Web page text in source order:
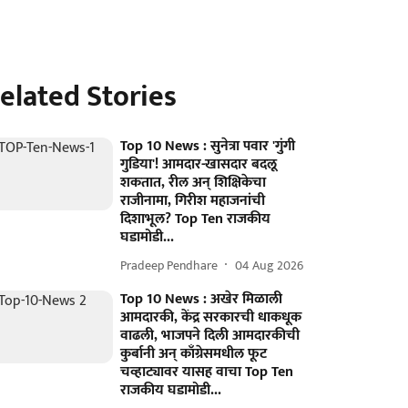
Stories
Top 10 News : सुनेत्रा पवार 'गुंगी
गुडिया'! आमदार-खासदार बदलू
शकतात, रील अन् शिक्षिकेचा
राजीनामा, गिरीश महाजनांची
दिशाभूल? Top Ten राजकीय
घडामोडी...
Pradeep Pendhare 04 Aug 2026
Top 10 News : अखेर मिळाली
आमदारकी, केंद्र सरकारची धाकधूक
वाढली, भाजपने दिली आमदारकीची
कुर्बानी अन् काँग्रेसमधील फूट
चव्हाट्यावर यासह वाचा Top Ten
राजकीय घडामोडी...